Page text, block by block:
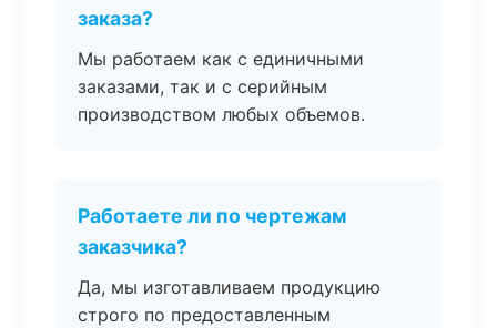
заказа?
Мы работаем как с единичными
заказами, так и с серийным
производством любых объемов.
Работаете ли по чертежам
заказчика?
Да, мы изготавливаем продукцию
строго по предоставленным